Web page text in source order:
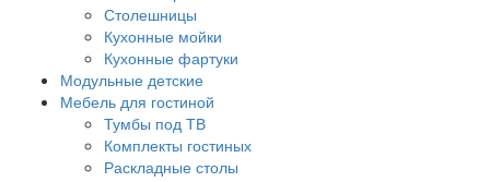
Столешницы
Кухонные мойки
Кухонные фартуки
Модульные детские
Мебель для гостиной
Тумбы под ТВ
Комплекты гостиных
Раскладные столы